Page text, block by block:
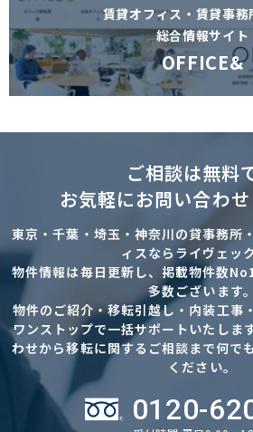
賃貸オフィス・賃貸事務
総合情報サイト
OFFICE&
ご相談は無料
お気軽にお問い合わせ
東京・千葉・埼玉・神奈川の貸事務所
ィスならライヴェック
物件情報は毎日更新し、掲載物件数
多数ございます。
物件のご紹介・移転引越し・内装工事
ワンストップで一括サポートいたしま
わせから移転に関するご相談まで何で
ください。
0120-